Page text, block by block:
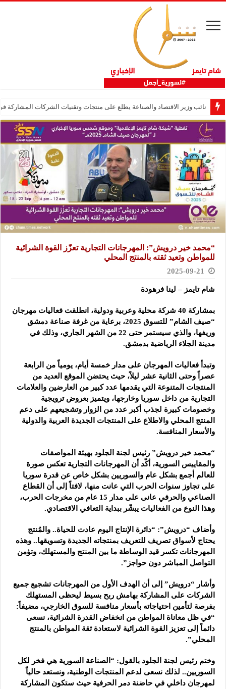
نائب وزير الاقتصاد والصناعة يطلع على منتجات وتقنيات الشركات المشاركة في
“محمد خير درويش”: المهرجانات التجارية تعزّز القوة الشرائية
للمواطن وتعيد ثقته بالمنتج المحلي
2025-09-21
شام تايمز – لينا فرهودة
بمشاركة 40 شركة محلية وعربية ودولية، انطلقت فعاليات مهرجان
“صيف الشام” للتسوق 2025، برعاية من غرفة صناعة دمشق
وريفها، والذي سيستمر حتى 22 من الشهر الجاري، وذلك في
مدينة الجلاء الرياضية بدمشق.
وتبدأ فعاليات المهرجان على مدار خمسة أيام، يومياً من الرابعة
عصراً وحتى الثانية عشر ليلاً، حيث يحتضن الموقع العديد من
المنتجات المتنوعة التي يقدمها عدد كبير من العارضين والعلامات
التجارية من داخل سوريا وخارجها، ويتميز بعروض ترويجية
وخصومات كبيرة لجذب أكبر عدد من الزوار وتشجيعهم على دعم
المنتج المحلي والاطلاع على المنتجات الجديدة العربية والدولية
والأسعار المنافسة.
“محمد خير درويش” رئيس لجنة الجلود بهيئة المواصفات
والمقاييس السورية، أكّد أن المهرجانات التجارية تعكس صورة
للعالم أجمع بشكل عام والسوريين بشكل خاص عن قدرة سوريا
على تجاوز سنوات الحرب التي عانت منها، لافتاً إلى أن القطاع
الصناعي والحرفي عانى على مدار 15 عام من مخرجات الحرب،
وهذا النوع من الفعاليات يبشّر ببداية التعافي الاقتصادي.
وأضاف “درويش”: “دائرة الإنتاج اليوم عادت للحياة.. والمُنتج
يحتاج لأسواق تصريف للتعريف بمنتجاته الجديدة وتسويقها.. وهذه
المهرجانات تكسر قيد الوساطة ما بين المنتج والمستهلك، وتؤمن
التواصل المباشر دون حواجز”.
وأشار “درويش” إلى أن الهدف الأول من المهرجانات تشجيع جميع
الشركات على المشاركة بهامش ربح بسيط ليحظى المستهلك
بفرصة لتأمين احتياجاته بأسعار منافسة للسوق الخارجي، مضيفاً:
“في ظل معاناة المواطن من انخفاض القدرة الشرائية، نسعى
دائماً إلى تعزيز القوة الشرائية لاستعادة ثقة المواطن بالمنتج
المحلي”.
وختم رئيس لجنة الجلود بالقول: “الصناعة السورية هي فخر لكل
السوريين.. لذلك نسعى لدعم المنتجات الوطنية، ونستعد حالياً
لمهرجان داخلي في حاضنة دمر الحرفية حيث ستكون المشاركة